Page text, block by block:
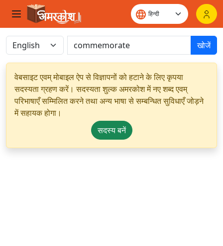
खोजें
वेबसाइट एवम् मोबाइल ऐप से विज्ञापनों को हटाने के लिए कृपया
सदस्यता ग्रहण करें। सदस्यता शुल्क अमरकोश में नए शब्द एवम्
परिभाषाएँ सम्मिलित करने तथा अन्य भाषा से सम्बन्धित सुविधाएँ जोड़ने
में सहायक होगा।
सदस्य बनें